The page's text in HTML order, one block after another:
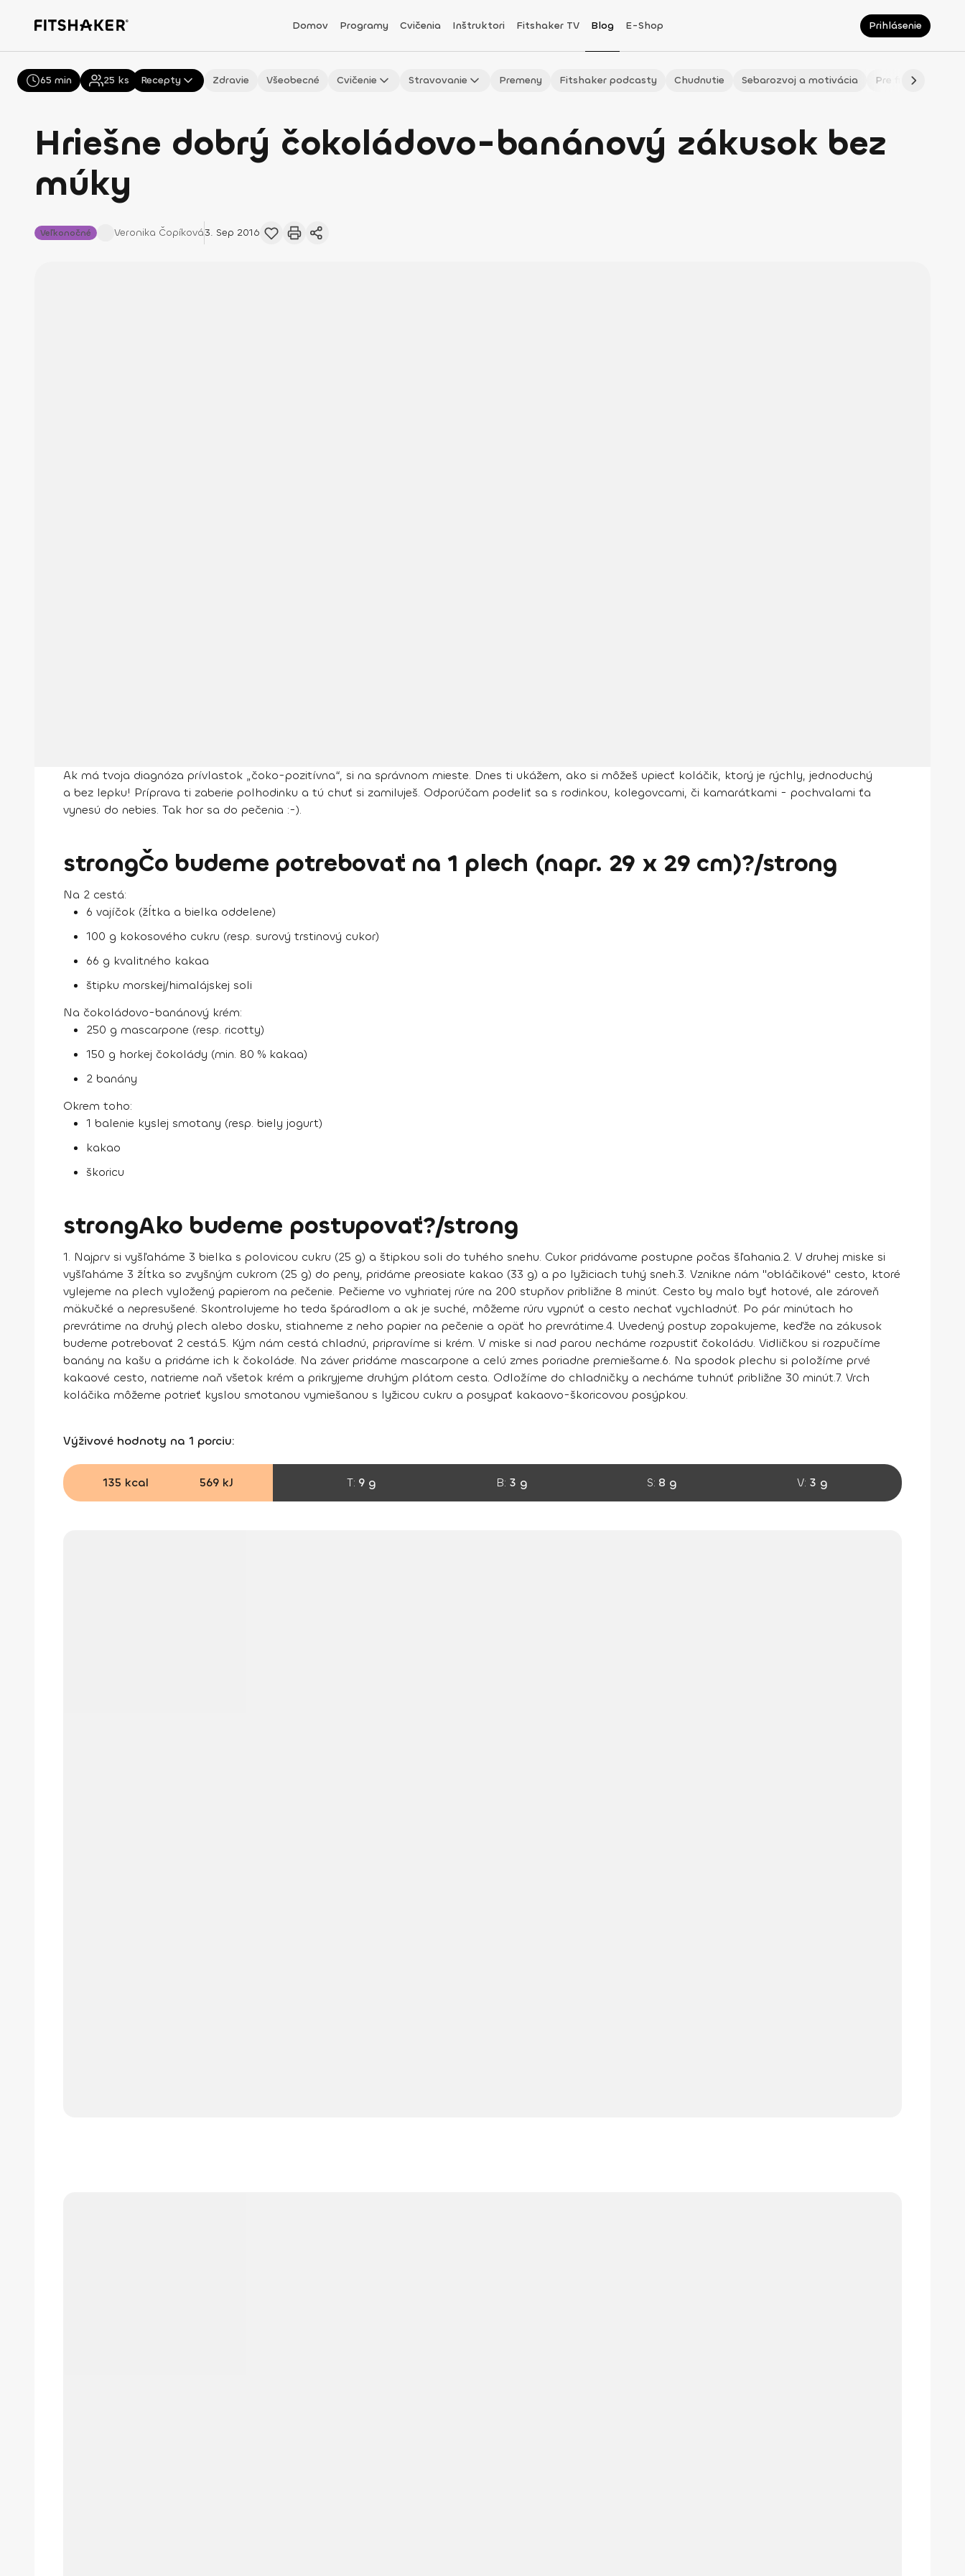
Domov Programy Cvičenia Inštruktori Fitshaker TV Blog E-Shop Prihlásenie
Všetky Recepty Zdravie Všeobecné Cvičenie Stravovanie Premeny Fitshaker podcasty Chudnutie Sebarozvoj a motivácia Pre fitmaminky
Hriešne dobrý čokoládovo-banánový zákusok bez
múky
Veľkonočné Veronika Čopíková3. Sep 2016
65 min 25 ks
Ak má tvoja diagnóza prívlastok „čoko-pozitívna“, si na správnom mieste. Dnes ti ukážem, ako si môžeš upiecť koláčik, ktorý je rýchly, jednoduchý
a bez lepku! Príprava ti zaberie polhodinku a tú chuť si zamiluješ. Odporúčam podeliť sa s rodinkou, kolegovcami, či kamarátkami - pochvalami ťa
vynesú do nebies. Tak hor sa do pečenia :-).
strongČo budeme potrebovať na 1 plech (napr. 29 x 29 cm)?/strong
Na 2 cestá:
6 vajíčok (žĺtka a bielka oddelene)
100 g kokosového cukru (resp. surový trstinový cukor)
66 g kvalitného kakaa
štipku morskej/himalájskej soli
Na čokoládovo-banánový krém:
250 g mascarpone (resp. ricotty)
150 g horkej čokolády (min. 80 % kakaa)
2 banány
Okrem toho:
1 balenie kyslej smotany (resp. biely jogurt)
kakao
škoricu
strongAko budeme postupovať?/strong
1. Najprv si vyšľaháme 3 bielka s polovicou cukru (25 g) a štipkou soli do tuhého snehu. Cukor pridávame postupne počas šľahania.2. V druhej miske si
vyšľaháme 3 žĺtka so zvyšným cukrom (25 g) do peny, pridáme preosiate kakao (33 g) a po lyžiciach tuhý sneh.3. Vznikne nám "obláčikové" cesto, ktoré
vylejeme na plech vyložený papierom na pečenie. Pečieme vo vyhriatej rúre na 200 stupňov približne 8 minút. Cesto by malo byť hotové, ale zároveň
mäkučké a nepresušené. Skontrolujeme ho teda špáradlom a ak je suché, môžeme rúru vypnúť a cesto nechať vychladnúť. Po pár minútach ho
prevrátime na druhý plech alebo dosku, stiahneme z neho papier na pečenie a opäť ho prevrátime.4. Uvedený postup zopakujeme, keďže na zákusok
budeme potrebovať 2 cestá.5. Kým nám cestá chladnú, pripravíme si krém. V miske si nad parou necháme rozpustiť čokoládu. Vidličkou si rozpučíme
banány na kašu a pridáme ich k čokoláde. Na záver pridáme mascarpone a celú zmes poriadne premiešame.6. Na spodok plechu si položíme prvé
kakaové cesto, natrieme naň všetok krém a prikryjeme druhým plátom cesta. Odložíme do chladničky a necháme tuhnúť približne 30 minút.7. Vrch
koláčika môžeme potrieť kyslou smotanou vymiešanou s lyžicou cukru a posypať kakaovo-škoricovou posýpkou.
Výživové hodnoty na 1 porciu:
135 kcal 569 kJ T: 9 g B: 3 g S: 8 g V: 3 g